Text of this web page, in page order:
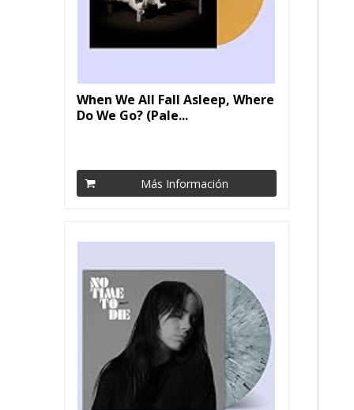
When We All Fall Asleep, Where
Do We Go? (Pale...
Más Información